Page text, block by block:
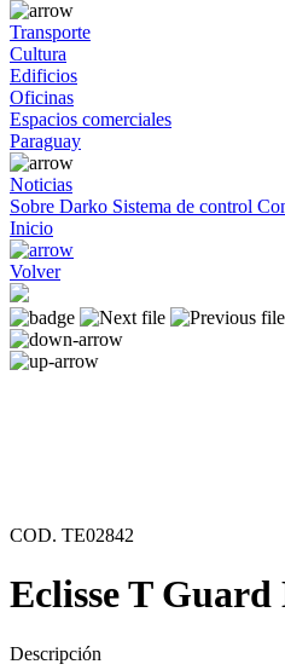
Transporte
Cultura
Edificios
Oficinas
Espacios comerciales
Paraguay
Noticias
Sobre Darko Sistema de control
Inicio
Volver
COD. TE02842
Eclisse T Guard
Descripción